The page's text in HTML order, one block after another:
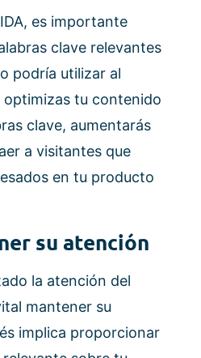
es importante
clave relevantes
podría utilizar al
optimizas tu contenido
clave, aumentarás
a visitantes que
en tu producto
su atención
la atención del
mantener su
implica proporcionar